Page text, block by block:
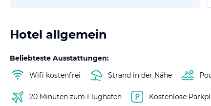
Hotel allgemein
Beliebteste Ausstattungen:
Wifi kostenfrei
Strand in der Nähe
20 Minuten zum Flughafen Kostenlose